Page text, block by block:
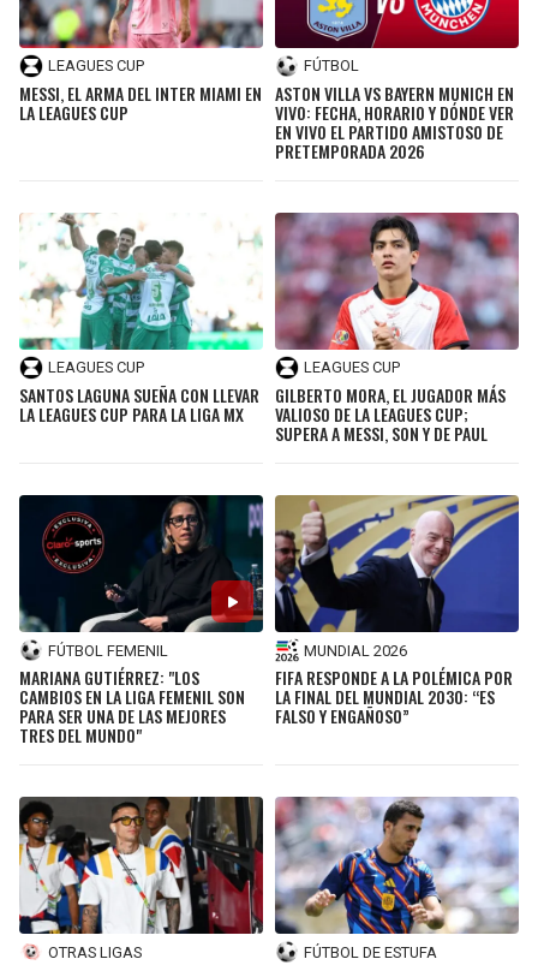
LEAGUES CUP
MESSI, EL ARMA DEL INTER MIAMI EN
LA LEAGUES CUP
FÚTBOL
ASTON VILLA VS BAYERN MUNICH EN
VIVO: FECHA, HORARIO Y DÓNDE VER
EN VIVO EL PARTIDO AMISTOSO DE
PRETEMPORADA 2026
LEAGUES CUP
SANTOS LAGUNA SUEÑA CON LLEVAR
LA LEAGUES CUP PARA LA LIGA MX
LEAGUES CUP
GILBERTO MORA, EL JUGADOR MÁS
VALIOSO DE LA LEAGUES CUP;
SUPERA A MESSI, SON Y DE PAUL
FÚTBOL FEMENIL
MARIANA GUTIÉRREZ: "LOS
CAMBIOS EN LA LIGA FEMENIL SON
PARA SER UNA DE LAS MEJORES
TRES DEL MUNDO"
MUNDIAL 2026
FIFA RESPONDE A LA POLÉMICA POR
LA FINAL DEL MUNDIAL 2030: “ES
FALSO Y ENGAÑOSO”
OTRAS LIGAS FÚTBOL DE ESTUFA